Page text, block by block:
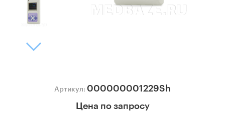
Артикул: 000000001229Sh
Цена по запросу